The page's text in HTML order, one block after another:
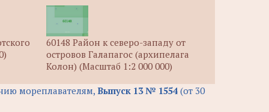
60148 Район к северо-западу от
островов Галапагос (архипелага
Колон) (Масштаб 1:2 000 000)
мореплавателям, Выпуск 13 № 1554 (от 30